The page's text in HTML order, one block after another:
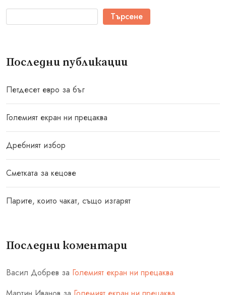
Търсене
Последни публикации
Петдесет евро за бъг
Големият екран ни прецаква
Дребният избор
Сметката за кецове
Парите, които чакат, също изгарят
Последни коментари
Васил Добрев за Големият екран ни прецаква